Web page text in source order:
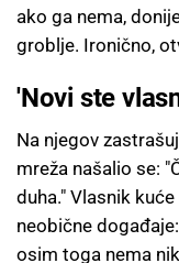
ako ga nema,
groblje. Ironično,
'Novi ste
Na njegov
mreža našalio se:
duha." Vlasnik
neobične
osim toga nema